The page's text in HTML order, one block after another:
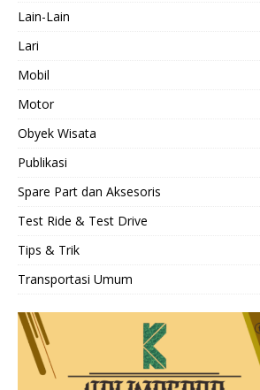
Lain-Lain
Lari
Mobil
Motor
Obyek Wisata
Publikasi
Spare Part dan Aksesoris
Test Ride & Test Drive
Tips & Trik
Transportasi Umum